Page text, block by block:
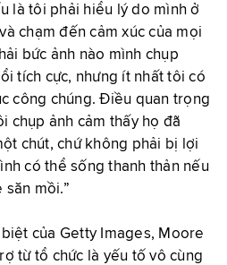
là tôi phải hiểu lý do mình ở
chạm đến cảm xúc của mọi
bức ảnh nào mình chụp
tích cực, nhưng ít nhất tôi có
công chúng. Điều quan trọng
chụp ảnh cảm thấy họ đã
chút, chứ không phải bị lợi
có thể sống thanh thản nếu
săn mồi.”
của Getty Images, Moore
từ tổ chức là yếu tố vô cùng